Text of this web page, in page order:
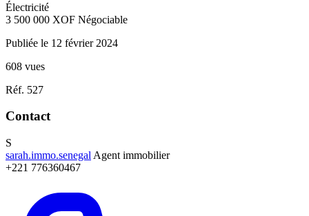
Électricité
3 500 000 XOF Négociable
Publiée le 12 février 2024
608 vues
Réf. 527
Contact
S
sarah.immo.senegal Agent immobilier
+221 776360467